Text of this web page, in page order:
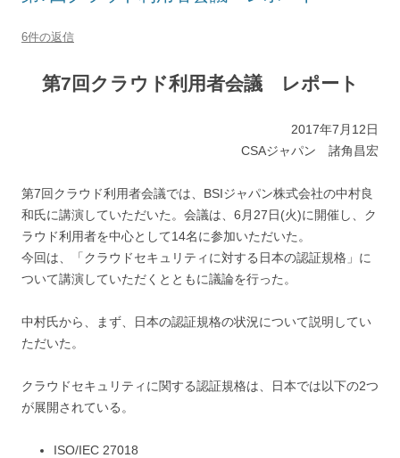
6件の返信
第7回クラウド利用者会議 レポート
2017年7月12日
CSAジャパン 諸角昌宏
第7回クラウド利用者会議では、BSIジャパン株式会社の中村良
和氏に講演していただいた。会議は、6月27日(火)に開催し、ク
ラウド利用者を中心として14名に参加いただいた。
今回は、「クラウドセキュリティに対する日本の認証規格」に
ついて講演していただくとともに議論を行った。
中村氏から、まず、日本の認証規格の状況について説明してい
ただいた。
クラウドセキュリティに関する認証規格は、日本では以下の2つ
が展開されている。
ISO/IEC 27018